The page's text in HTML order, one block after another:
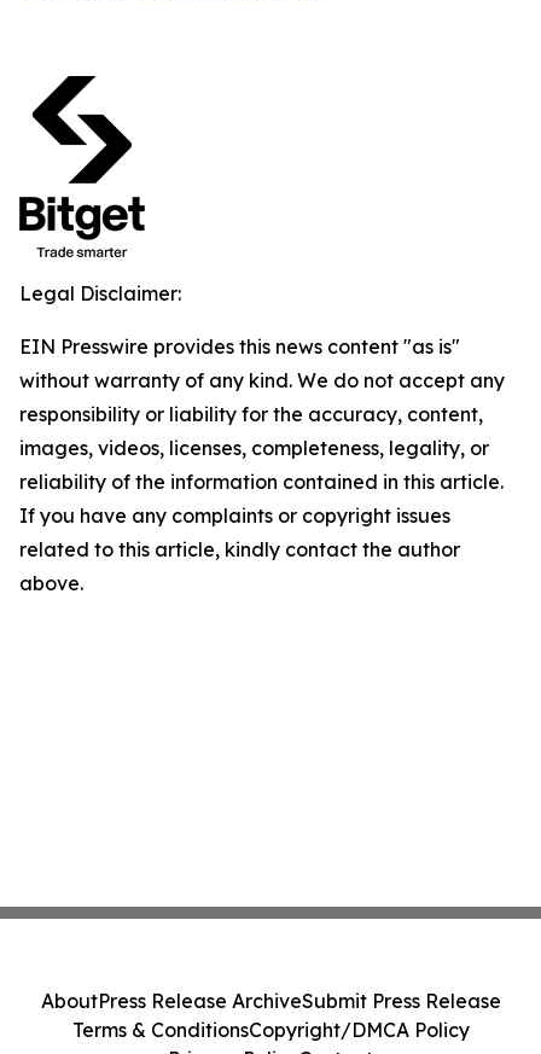
Legal Disclaimer:
EIN Presswire provides this news content "as is"
without warranty of any kind. We do not accept any
responsibility or liability for the accuracy, content,
images, videos, licenses, completeness, legality, or
reliability of the information contained in this article.
If you have any complaints or copyright issues
related to this article, kindly contact the author
above.
AboutPress Release ArchiveSubmit Press Release
Terms & ConditionsCopyright/DMCA Policy